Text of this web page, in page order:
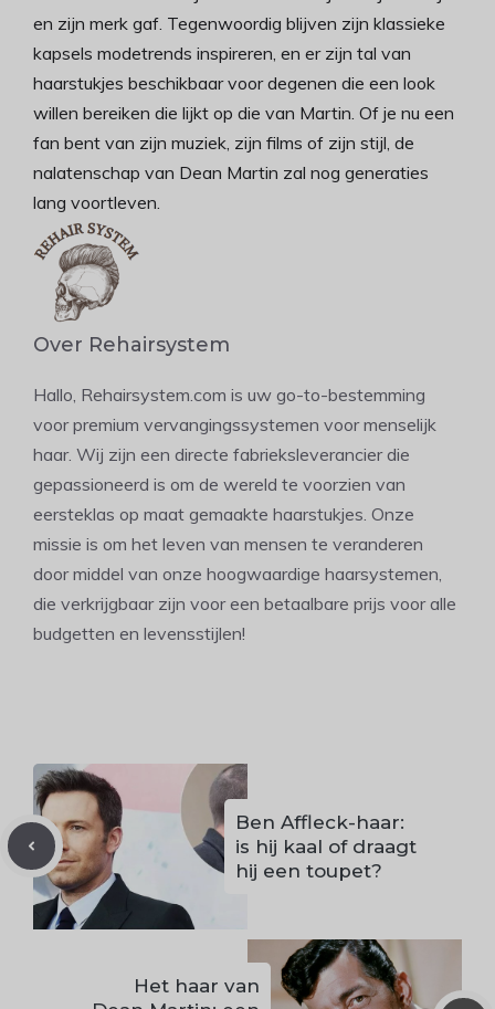
en zijn merk gaf. Tegenwoordig blijven zijn klassieke
kapsels modetrends inspireren, en er zijn tal van
haarstukjes beschikbaar voor degenen die een look
willen bereiken die lijkt op die van Martin. Of je nu een
fan bent van zijn muziek, zijn films of zijn stijl, de
nalatenschap van Dean Martin zal nog generaties
lang voortleven.
Over Rehairsystem
Hallo, Rehairsystem.com is uw go-to-bestemming
voor premium vervangingssystemen voor menselijk
haar. Wij zijn een directe fabrieksleverancier die
gepassioneerd is om de wereld te voorzien van
eersteklas op maat gemaakte haarstukjes. Onze
missie is om het leven van mensen te veranderen
door middel van onze hoogwaardige haarsystemen,
die verkrijgbaar zijn voor een betaalbare prijs voor alle
budgetten en levensstijlen!
Ben Affleck-haar:
is hij kaal of draagt
hij een toupet?
Het haar van